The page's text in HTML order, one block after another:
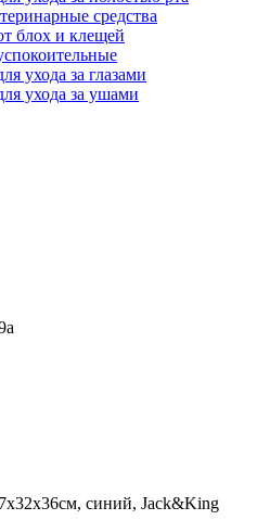
средства
блох и клещей
ухода за глазами
ухода за ушами
синий, Jack&King